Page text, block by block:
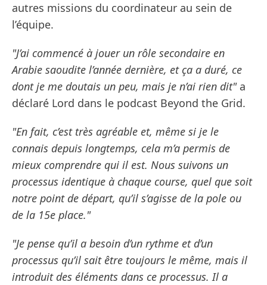
autres missions du coordinateur au sein de
l’équipe.
"J’ai commencé à jouer un rôle secondaire en
Arabie saoudite l’année dernière, et ça a duré, ce
dont je me doutais un peu, mais je n’ai rien dit"a
déclaré Lord dans le podcast Beyond the Grid.
"En fait, c’est très agréable et, même si je le
connais depuis longtemps, cela m’a permis de
mieux comprendre qui il est. Nous suivons un
processus identique à chaque course, quel que soit
notre point de départ, qu’il s’agisse de la pole ou
de la 15e place."
"Je pense qu’il a besoin d’un rythme et d’un
processus qu’il sait être toujours le même, mais il
introduit des éléments dans ce processus. Il a